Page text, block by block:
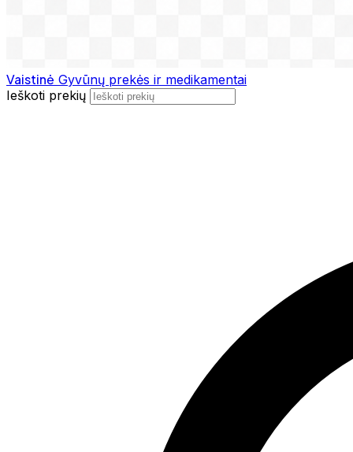
Vaistinė Gyvūnų prekės ir medikamentai
Ieškoti prekių